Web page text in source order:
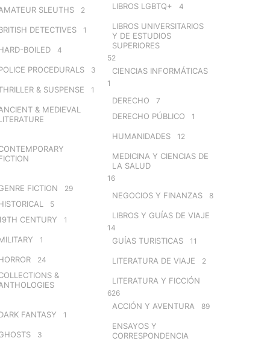
SLEUTHS 2
DETECTIVES 1
BOILED 4
PROCEDURALS 3
& SUSPENSE 1
& MEDIEVAL
FICTION 29
5
CENTURY 1
1
24
&
FANTASY 1
3
LIBROS LGBTQ+ 4
LIBROS UNIVERSITARIOS
Y DE ESTUDIOS
SUPERIORES
52
CIENCIAS INFORMÁTICAS
1
DERECHO 7
DERECHO PÚBLICO 1
HUMANIDADES 12
MEDICINA Y CIENCIAS DE
LA SALUD
16
NEGOCIOS Y FINANZAS 8
LIBROS Y GUÍAS DE VIAJE
14
GUÍAS TURISTICAS 11
LITERATURA DE VIAJE 2
LITERATURA Y FICCIÓN
626
ACCIÓN Y AVENTURA 89
ENSAYOS Y
CORRESPONDENCIA